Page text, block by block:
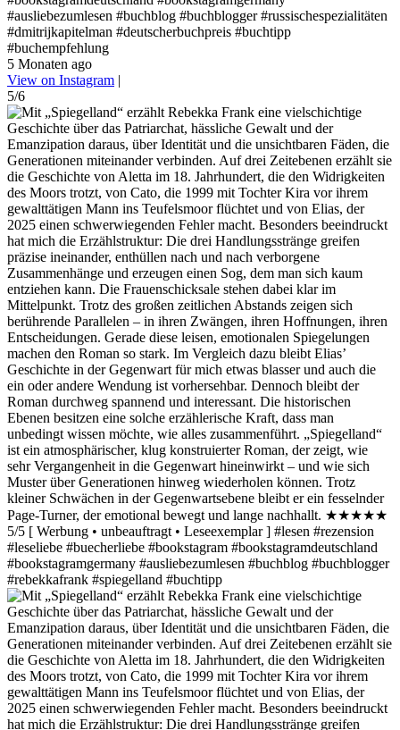
#ausliebezumlesen #buchblog #buchblogger #russischespezialitäten
#dmitrijkapitelman #deutscherbuchpreis #buchtipp
#buchempfehlung
5 Monaten ago
View on Instagram |
5/6